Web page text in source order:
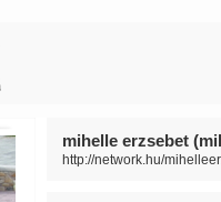
mihelle erzsebet
http://network.hu/